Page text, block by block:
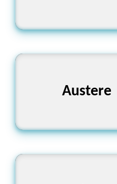
Austere
কঠোর, সংযমী